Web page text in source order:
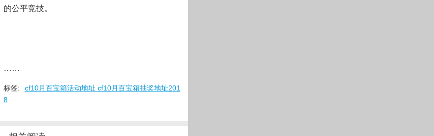
的公平竞技。
……
标签:
cf10月百宝箱活动地址 cf10月百宝箱抽奖地址201
8